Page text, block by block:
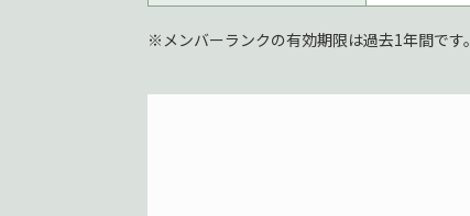
※メンバーランクの有効期限は過去1年間です。